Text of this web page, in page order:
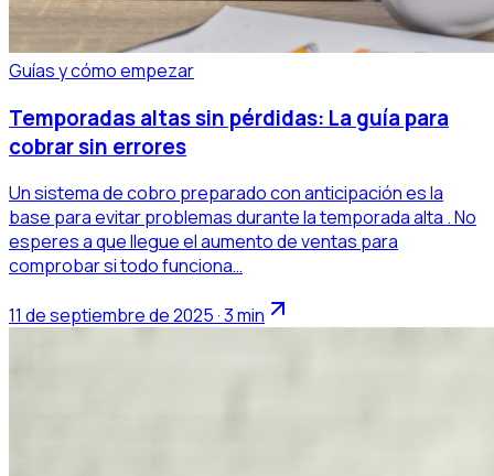
Guías y cómo empezar
Temporadas altas sin pérdidas: La guía para
cobrar sin errores
Un sistema de cobro preparado con anticipación es la
base para evitar problemas durante la temporada alta . No
esperes a que llegue el aumento de ventas para
comprobar si todo funciona…
11 de septiembre de 2025 · 3 min